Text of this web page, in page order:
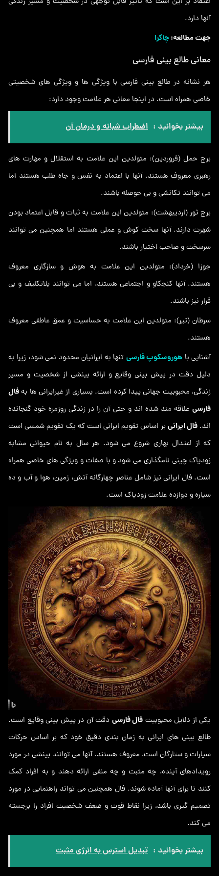
آنها دارد.
جهت مطالعه:چاکرا
معانی طالع بینی فارسی
هر نشانه در طالع بینی فارسی با ویژگی ها و ویژگی های شخصیتی
خاصی همراه است. در اینجا معانی هر علامت وجود دارد:
بیشتر بخوانید : اضطراب شبانه و درمان آن
برج حمل (فروردین): متولدین این علامت به استقلال و مهارت های
رهبری معروف هستند. آنها با اعتماد به نفس و جاه طلب هستند اما
می توانند تکانشی و بی حوصله باشند.
برج ثور (اردیبهشت): متولدین این علامت به ثبات و قابل اعتماد بودن
شهرت دارند. آنها سخت کوش و عملی هستند اما همچنین می توانند
سرسخت و صاحب اختیار باشند.
جوزا (خرداد): متولدین این علامت به هوش و سازگاری معروف
هستند. آنها کنجکاو و اجتماعی هستند، اما می توانند بلاتکلیف و بی
قرار نیز باشند.
سرطان (تیر): متولدین این علامت به حساسیت و عمق عاطفی معروف
هستند.
آشنایی با هوروسکوپ فارسی تنها به ایرانیان محدود نمی شود، زیرا به
دلیل دقت در پیش بینی وقایع و ارائه بینشی از شخصیت و مسیر
زندگی، محبوبیت جهانی پیدا کرده است. بسیاری از غیرایرانی ها بهفال
فارسی علاقه مند شده اند و حتی آن را در زندگی روزمره خود گنجانده
اند.فال ایرانیبر اساس تقویم ایرانی است که یک تقویم شمسی است
که از اعتدال بهاری شروع می شود. هر سال به نام حیوانی مشابه
زودیاک چینی نامگذاری می شود و با صفات و ویژگی های خاصی همراه
است. فال ایرانی نیز شامل عناصر چهارگانه آتش، زمین، هوا و آب و ده
سیاره و دوازده علامت زودیاک است.
یکی از دلایل محبوبیت فال فارسی دقت آن در پیش بینی وقایع است.
طالع بینی های ایرانی به زمان بندی دقیق خود که بر اساس حرکات
سیارات و ستارگان است، معروف هستند. آنها می توانند بینشی در مورد
رویدادهای آینده، چه مثبت و چه منفی ارائه دهند و به افراد کمک
کنند تا برای آنها آماده شوند. فال همچنین می تواند راهنمایی در مورد
تصمیم گیری باشد، زیرا نقاط قوت و ضعف شخصیت افراد را برجسته
می کند.
بیشتر بخوانید : تبدیل استرس به انرژی مثبت